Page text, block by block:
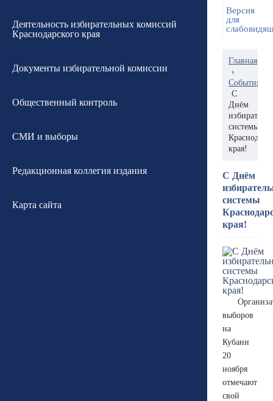
Деятельность избирательных комиссий
Краснодарского края
Документы избирательной комиссии
Общественный контроль
СМИ и выборы
Редакционная коллегия издания
Карта сайта
Версия
для
Главная
›
События
С
Днём
системы
края!
С Днём
системы
края!
выборов
на
Кубани
20
ноября
отмечают
свой